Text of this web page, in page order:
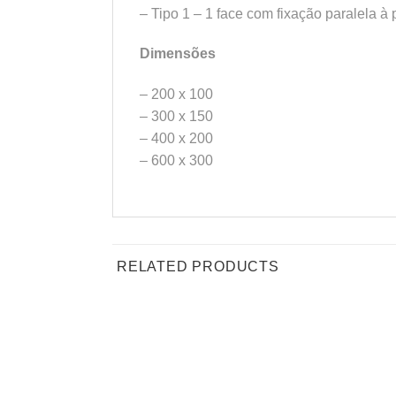
– Tipo 1 – 1 face com fixação paralela à
Dimensões
– 200 x 100
– 300 x 150
– 400 x 200
– 600 x 300
RELATED PRODUCTS